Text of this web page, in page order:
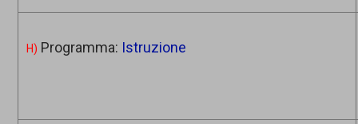
H) Programma: Istruzione